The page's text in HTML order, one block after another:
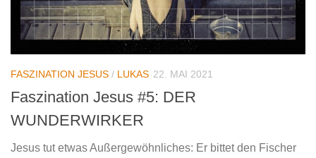
FASZINATION JESUS / LUKAS 22. MAI 2021
Faszination Jesus #5: DER
WUNDERWIRKER
Jesus tut etwas Außergewöhnliches: Er bittet den Fischer